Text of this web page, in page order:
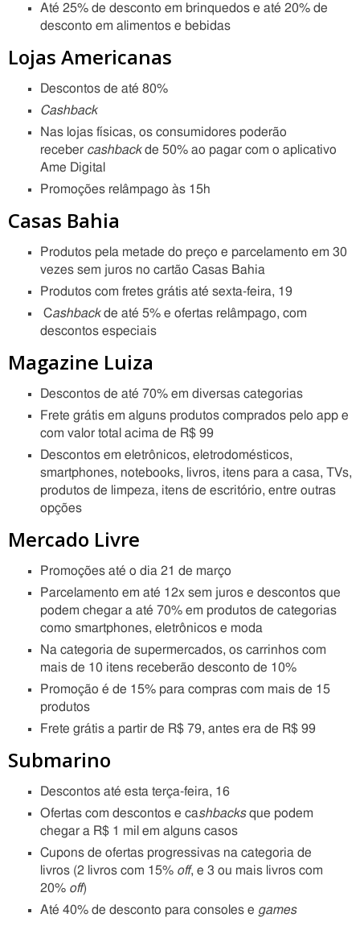
Até 25% de desconto em brinquedos e até 20% de
desconto em alimentos e bebidas
Lojas Americanas
Descontos de até 80%
Cashback
Nas lojas físicas, os consumidores poderão
receber cashbackde 50% ao pagar com o aplicativo
Ame Digital
Promoções relâmpago às 15h
Casas Bahia
Produtos pela metade do preço e parcelamento em 30
vezes sem juros no cartão Casas Bahia
Produtos com fretes grátis até sexta-feira, 19
Cashbackde até 5% e ofertas relâmpago, com
descontos especiais
Magazine Luiza
Descontos de até 70% em diversas categorias
Frete grátis em alguns produtos comprados pelo app e
com valor total acima de R$ 99
Descontos em eletrônicos, eletrodomésticos,
smartphones, notebooks, livros, itens para a casa, TVs,
produtos de limpeza, itens de escritório, entre outras
opções
Mercado Livre
Promoções até o dia 21 de março
Parcelamento em até 12x sem juros e descontos que
podem chegar a até 70% em produtos de categorias
como smartphones, eletrônicos e moda
Na categoria de supermercados, os carrinhos com
mais de 10 itens receberão desconto de 10%
Promoção é de 15% para compras com mais de 15
produtos
Frete grátis a partir de R$ 79, antes era de R$ 99
Submarino
Descontos até esta terça-feira, 16
Ofertas com descontos e cashbacksque podem
chegar a R$ 1 mil em alguns casos
Cupons de ofertas progressivas na categoria de
livros (2 livros com 15% off, e 3 ou mais livros com
20% off)
Até 40% de desconto para consoles e games